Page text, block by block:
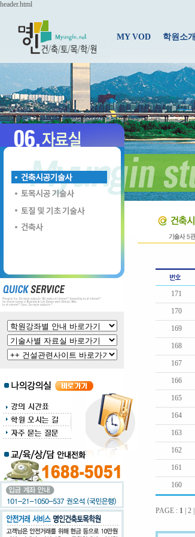
header.html
MY VOD 학원소개
171
170
169
168
167
166
165
164
163
162
161
160
PAGE : 1 2